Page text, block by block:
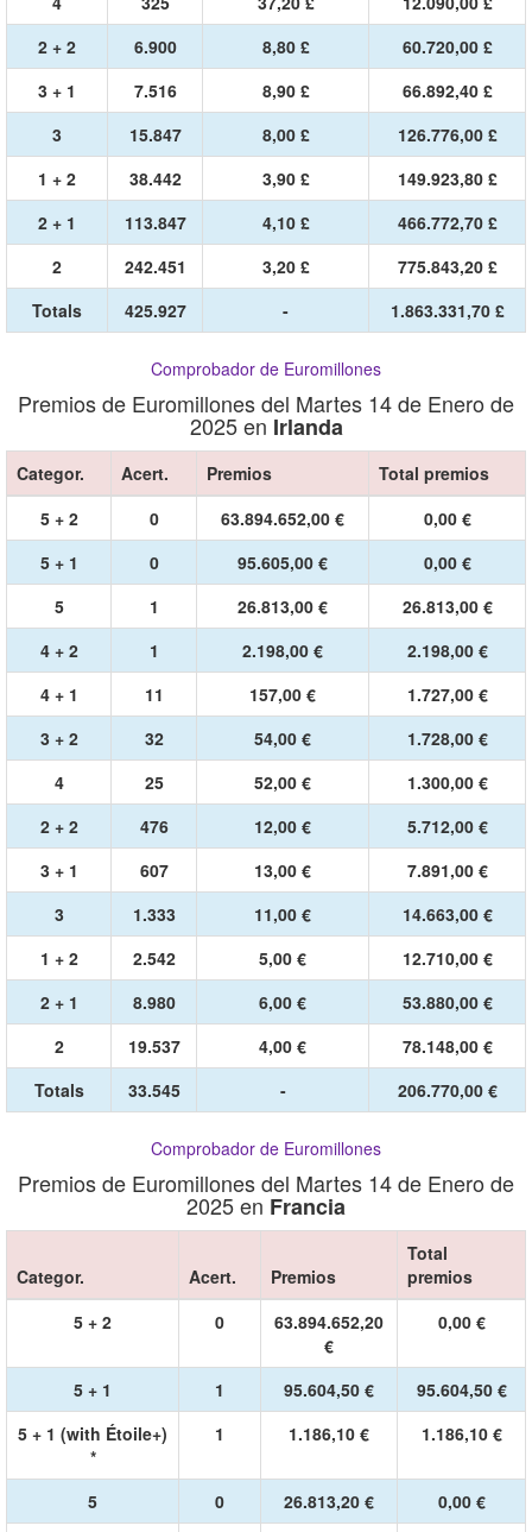
2 + 2
6.900 8,80 £
60.720,00 £
3 + 1
7.516 8,90 £
66.892,40 £
3
15.847 8,00 £
126.776,00 £
1 + 2
38.442 3,90 £
149.923,80 £
2 + 1
113.847 4,10 £
466.772,70 £
2
242.451 3,20 £
775.843,20 £
Totals
425.927 - 1.863.331,70 £
Comprobador de Euromillones
Premios de Euromillones del Martes 14 de Enero de
2025 en Irlanda
Categor. Acert. Premios
Total premios
5 + 2
0 63.894.652,00 €
0,00 €
5 + 1
0 95.605,00 €
0,00 €
5
1 26.813,00 €
26.813,00 €
4 + 2
1 2.198,00 €
2.198,00 €
4 + 1
11 157,00 €
1.727,00 €
3 + 2
32 54,00 €
1.728,00 €
4
25 52,00 €
1.300,00 €
2 + 2
476 12,00 €
5.712,00 €
3 + 1
607 13,00 €
7.891,00 €
3
1.333 11,00 €
14.663,00 €
1 + 2
2.542 5,00 €
12.710,00 €
2 + 1
8.980 6,00 €
53.880,00 €
2
19.537 4,00 €
78.148,00 €
Totals
33.545 - 206.770,00 €
Comprobador de Euromillones
Premios de Euromillones del Martes 14 de Enero de
2025 en Francia
Categor. Acert. Premios
Total
premios
5 + 2
0
63.894.652,20
€
0,00 €
5 + 1 1 95.604,50 €
95.604,50 €
5 + 1 (with Étoile+)
*
1 1.186,10 € 1.186,10 €
5 0 26.813,20 €
0,00 €